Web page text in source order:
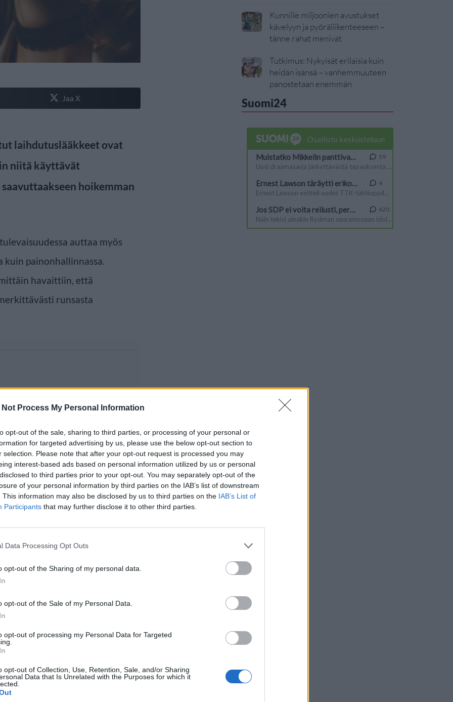
Not Process My Personal Information
opt-out of the sale, sharing to third parties, or processing of your personal or
for targeted advertising by us, please use the below opt-out section to
selection. Please note that after your opt-out request is processed you may
interest-based ads based on personal information utilized by us or personal
to third parties prior to your opt-out. You may separately opt-out of the
of your personal information by third parties on the IAB’s list of downstream
This information may also be disclosed by us to third parties on the IAB’s List of
Participants that may further disclose it to other third parties.
Data Processing Opt Outs
opt-out of the Sharing of my personal data.
opt-out of the Sale of my Personal Data.
opt-out of processing my Personal Data for Targeted
opt-out of Collection, Use, Retention, Sale, and/or Sharing
Data that Is Unrelated with the Purposes for which it
Jaa X
laihdutuslääkkeet ovat
niitä käyttävät
hoikemman
auttaa myös
kuin painonhallinnassa.
havaittiin, että
runsasta
joilla oli sekä lihavuutta että
Kunnille miljoonien avustukset
kävelyyn ja pyöräliikenteeseen –
tänne rahat menivät
Tutkimus: Nykyisät erilaisia kuin
heidän isänsä – vanhemmuuteen
panostetaan enemmän
Suomi24